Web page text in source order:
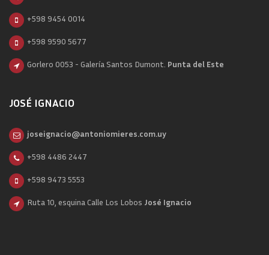
+598 9454 0014
+598 9590 5677
Gorlero 0053 - Galería Santos Dumont. Punta del Este
JOSÉ IGNACIO
joseignacio@antoniomieres.com.uy
+598 4486 2447
+598 9473 5553
Ruta 10, esquina Calle Los Lobos José Ignacio